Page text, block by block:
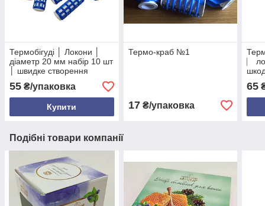
Термобігуді │ Локони │
діаметр 20 мм набір 10 шт
│ швидке створення
кучерів без шкоди
волоссю
55 ₴/упаковка
Купити
Термо-краб №1
17₴/упаковка
⎸
65
Подібні товари компанії